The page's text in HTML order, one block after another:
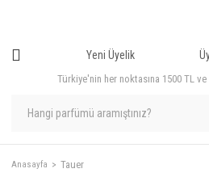
Türkiye'nin her noktasına 1500 TL
Yeni Üyelik
Anasayfa Tauer